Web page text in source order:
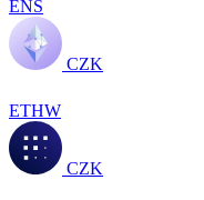
ENS
CZK
ETHW
CZK